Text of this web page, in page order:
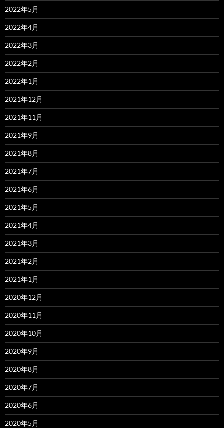
2022年5月
2022年4月
2022年3月
2022年2月
2022年1月
2021年12月
2021年11月
2021年9月
2021年8月
2021年7月
2021年6月
2021年5月
2021年4月
2021年3月
2021年2月
2021年1月
2020年12月
2020年11月
2020年10月
2020年9月
2020年8月
2020年7月
2020年6月
2020年5月